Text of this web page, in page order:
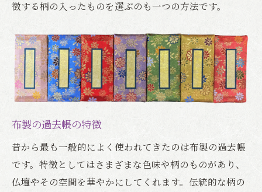
徴する柄の入ったものを選ぶのも一つの方法です。
布製の過去帳の特徴
昔から最も一般的によく使われてきたのは布製の過去帳
です。特徴としてはさまざまな色味や柄のものがあり、
仏壇やその空間を華やかにしてくれます。伝統的な柄の